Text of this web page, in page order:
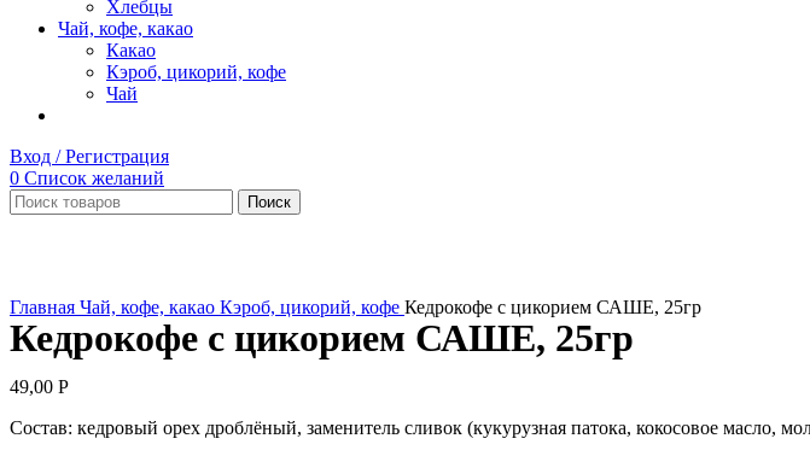
Хлебцы
Чай, кофе, какао
Какао
Кэроб, цикорий, кофе
Чай
Вход / Регистрация
0 Список желаний
Поиск
Главная Чай, кофе, какао Кэроб, цикорий, кофе Кедрокофе с цикорием САШЕ, 25гр
Кедрокофе с цикорием САШЕ, 25гр
49,00 Р
Состав: кедровый орех дроблёный, заменитель сливок (кукурузная патока, кокосовое масло,